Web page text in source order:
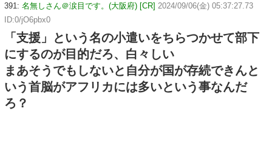
391: 名無しさん＠涙目です。(大阪府) [CR] 2024/09/06(金) 05:37:27.73
ID:0/jO6pbx0
「支援」という名の小遣いをちらつかせて部下
にするのが目的だろ、白々しい
まあそうでもしないと自分が国が存続できんと
いう首脳がアフリカには多いという事なんだ
ろ？